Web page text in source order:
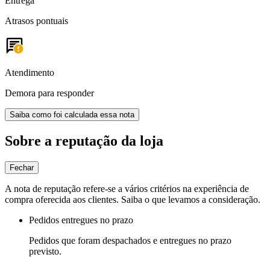
Atrasos pontuais
Atendimento
Demora para responder
Saiba como foi calculada essa nota
Sobre a reputação da loja
Fechar
A nota de reputação refere-se a vários critérios na experiência de
compra oferecida aos clientes. Saiba o que levamos a consideração.
Pedidos entregues no prazo
Pedidos que foram despachados e entregues no prazo
previsto.